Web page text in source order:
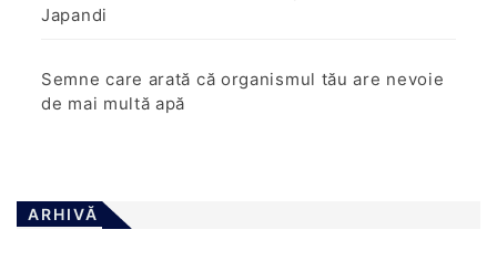
Japandi
Semne care arată că organismul tău are nevoie
de mai multă apă
ARHIVĂ